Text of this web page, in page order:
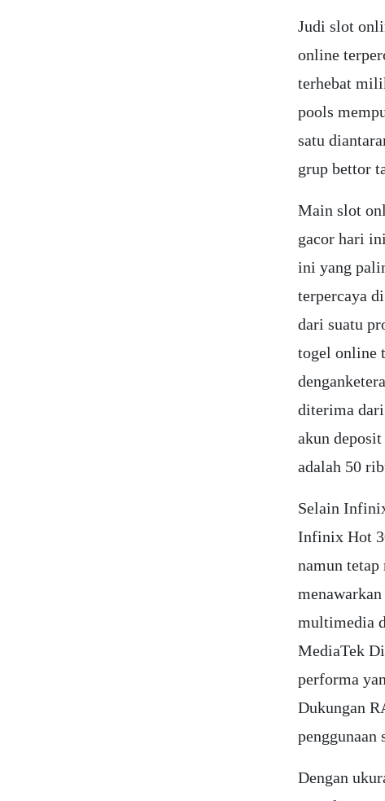
Judi slot
online
terhebat
pools
satu
grup bettor
Main slot
gacor hari
ini yang
terpercaya
dari suatu
togel online
diterima
akun
adalah 50
Selain
Infinix Hot
namun
multimedia
MediaTek
performa
Dukungan
penggunaan
Dengan